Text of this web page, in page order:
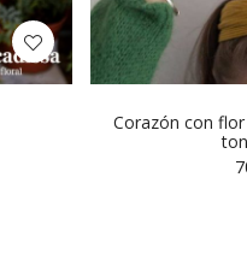
Corazón con